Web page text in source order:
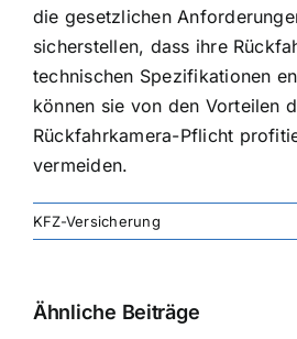
die gesetzlichen
sicherstellen, dass ihre
technischen Spezifikationen
können sie von den Vorteilen
Rückfahrkamera-Pflicht
vermeiden.
KFZ-Versicherung
Ähnliche Beiträge